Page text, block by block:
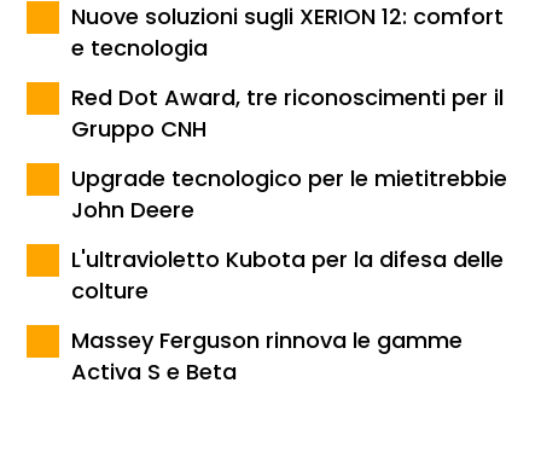
Nuove soluzioni sugli XERION 12: comfort
e tecnologia
Red Dot Award, tre riconoscimenti per il
Gruppo CNH
Upgrade tecnologico per le mietitrebbie
John Deere
L'ultravioletto Kubota per la difesa delle
colture
Massey Ferguson rinnova le gamme
Activa S e Beta